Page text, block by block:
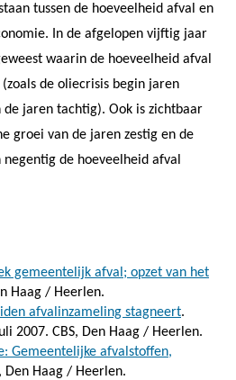
tussen de hoeveelheid afval en
In de afgelopen vijftig jaar
waarin de hoeveelheid afval
de oliecrisis begin jaren
de jaren tachtig). Ook is zichtbaar
groei van de jaren zestig en de
de hoeveelheid afval
gemeentelijk afval; opzet van het
Haag / Heerlen.
afvalinzameling stagneert.
2007. CBS, Den Haag / Heerlen.
Gemeentelijke afvalstoffen,
Den Haag / Heerlen.